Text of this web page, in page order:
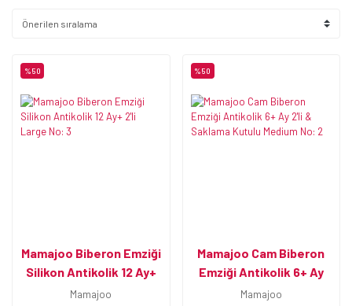
%50
Mamajoo Biberon Emziği
Silikon Antikolik 12 Ay+
2'li Large No: 3
Mamajoo
%50
Mamajoo Cam Biberon
Emziği Antikolik 6+ Ay
2'li & Saklama Kutulu
Mamajoo